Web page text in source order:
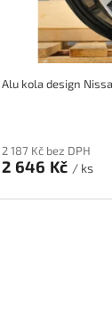
Alu kola design
2 187 Kč bez DPH
2 646 Kč / ks